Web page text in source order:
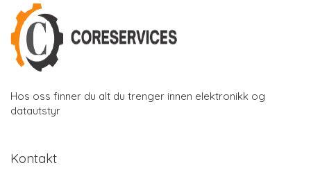
Hos oss finner du alt du trenger innen elektronikk og
datautstyr
Kontakt